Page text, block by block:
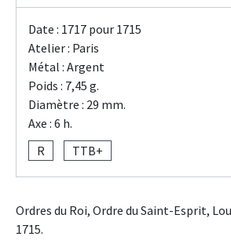
Date : 1717 pour 1715
Atelier : Paris
Métal : Argent
Poids : 7,45 g.
Diamètre : 29 mm.
Axe : 6 h.
R
TTB+
Ordres du Roi, Ordre du Saint-Esprit,
1715.